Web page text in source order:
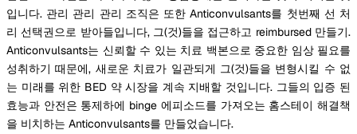
입니다. 관리 관리 관리 조직은 또한 Anticonvulsants를 첫번째 선 처
리 선택권으로 받아들입니다, 그(것)들을 접근하고 reimbursed 만들기.
Anticonvulsants는 신뢰할 수 있는 치료 백본으로 중요한 임상 필요를
성취하기 때문에, 새로운 치료가 일관되게 그(것)들을 변형시킬 수 없
는 미래를 위한 BED 약 시장을 계속 지배할 것입니다. 그들의 입증 된
효능과 안전은 통제하에 binge 에피소드를 가져오는 홈스테이 해결책
을 비치하는 Anticonvulsants를 만들었습니다.